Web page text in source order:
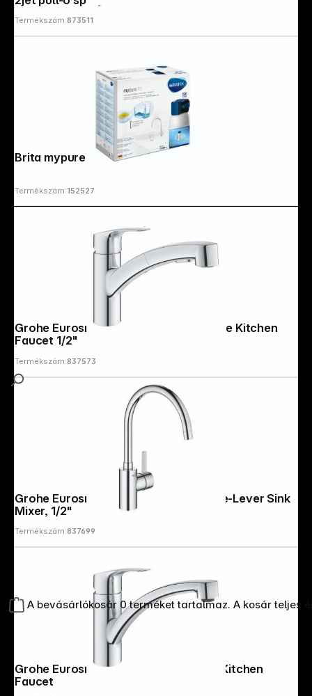
A bevásárlókosár 0 terméket tartalmaz. A kosár teljes
Termékszám:873511
Brita mypure P1
Termékszám:152527
Grohe Eurosmart pull-out SingleHandle Kitchen
Faucet 1/2"
Termékszám:837573
Grohe Eurosmart Cosmopolitan Single-Lever Sink
Mixer, 1/2"
Termékszám:837699
Grohe Eurosmart, 1,2" Single-Handle Kitchen
Faucet